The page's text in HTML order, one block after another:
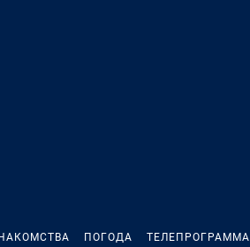
ПОГОДА ТЕЛЕПРОГРАММА